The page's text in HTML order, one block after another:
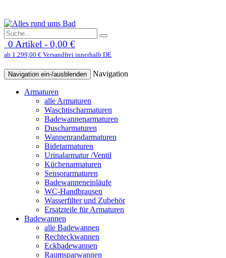
0 Artikel - 0,00 €
ab 1.299,00 € Versandfrei innerhalb DE
Navigation ein-/ausblenden Navigation
Armaturen
alle Armaturen
Waschtischarmaturen
Badewannenarmaturen
Duscharmaturen
Wannenrandarmaturen
Bidetarmaturen
Urinalarmatur /Ventil
Küchenarmaturen
Sensorarmaturen
Badewanneneinläufe
WC-Handbrausen
Wasserfilter und Zubehör
Ersatzteile für Armaturen
Badewannen
alle Badewannen
Rechteckwannen
Eckbadewannen
Raumsparwannen